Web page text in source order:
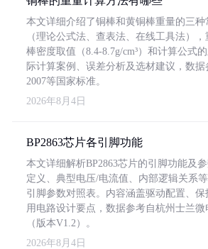
本文详细介绍了铜棒和黄铜棒重量的三
（理论公式法、查表法、在线工具法）
棒密度取值（8.4-8.7g/cm³）和计算公式
际计算案例、误差分析及选材建议，数据
2007等国家标准。
2026年8月4日
BP2863芯片各引脚功能
本文详细解析BP2863芯片的引脚功能及
定义、典型电压/电流值、内部逻辑关系
引脚参数对照表。内容涵盖驱动配置、保
用电路设计要点，数据参考自杭州士兰微
（版本V1.2）。
2026年8月4日